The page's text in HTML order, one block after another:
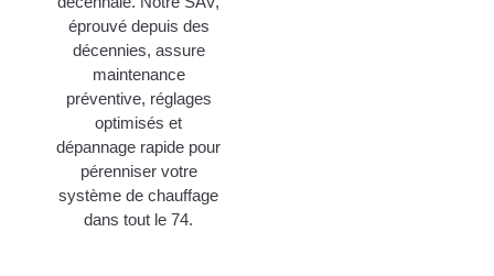
éprouvé depuis des
décennies, assure
maintenance
préventive, réglages
optimisés et
dépannage rapide pour
pérenniser votre
système de chauffage
dans tout le 74.